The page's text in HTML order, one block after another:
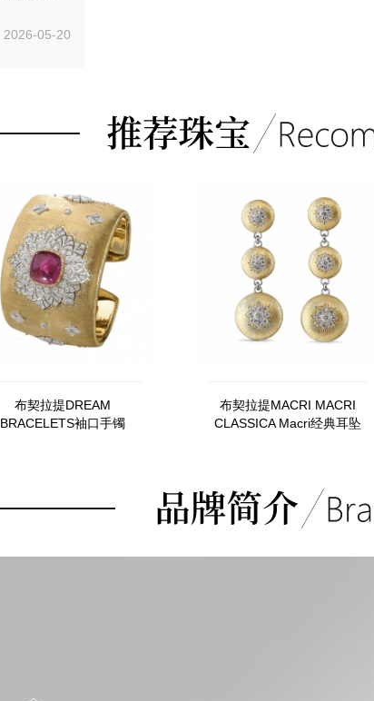
2026-05-20
布契拉提DREAM
BRACELETS袖口手镯
布契拉提MACRI MACRI
CLASSICA Macri经典耳坠